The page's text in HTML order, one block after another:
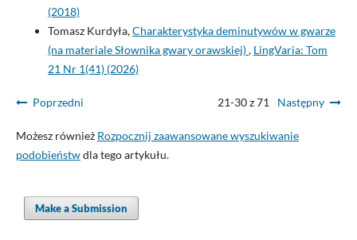
(2018)
Tomasz Kurdyła,Charakterystyka deminutywów w gwarze
(na materiale Słownika gwary orawskiej), LingVaria: Tom
21 Nr 1(41) (2026)
Poprzedni 21-30 z 71 Następny
Możesz również Rozpocznij zaawansowane wyszukiwanie
podobieństwdla tego artykułu.
Make a Submission